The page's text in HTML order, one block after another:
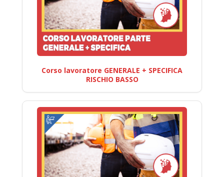
Corso lavoratore GENERALE + SPECIFICA
RISCHIO BASSO